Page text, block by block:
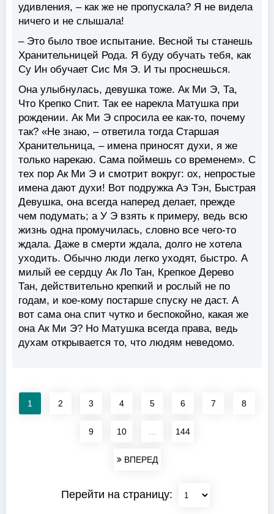
удивления, – как же не пропускала? Я не видела
ничего и не слышала!
– Это было твое испытание. Весной ты станешь
Хранительницей Рода. Я буду обучать тебя, как
Су Ин обучает Сис Мя Э. И ты проснешься.
Она улыбнулась, девушка тоже. Ак Ми Э, Та,
Что Крепко Спит. Так ее нарекла Матушка при
рождении. Ак Ми Э спросила ее как-то, почему
так? «Не знаю, – ответила тогда Старшая
Хранительница, – имена приносят духи, я же
только нарекаю. Сама поймешь со временем». С
тех пор Ак Ми Э и смотрит вокруг: ох, непростые
имена дают духи! Вот подружка Аэ Тэн, Быстрая
Девушка, она всегда наперед делает, прежде
чем подумать; а У Э взять к примеру, ведь всю
жизнь одна промучилась, словно все чего-то
ждала. Даже в смерти ждала, долго не хотела
уходить. Обычно люди легко уходят, быстро. А
милый ее сердцу Ак Ло Тан, Крепкое Дерево
Тан, действительно крепкий и рослый не по
годам, и кое-кому постарше спуску не даст. А
вот сама она спит чутко и беспокойно, какая же
она Ак Ми Э? Но Матушка всегда права, ведь
духам открывается то, что людям неведомо.
1 2 3 4 5 6 7 8
9 10 144
ВПЕРЕД
Перейти на страницу: